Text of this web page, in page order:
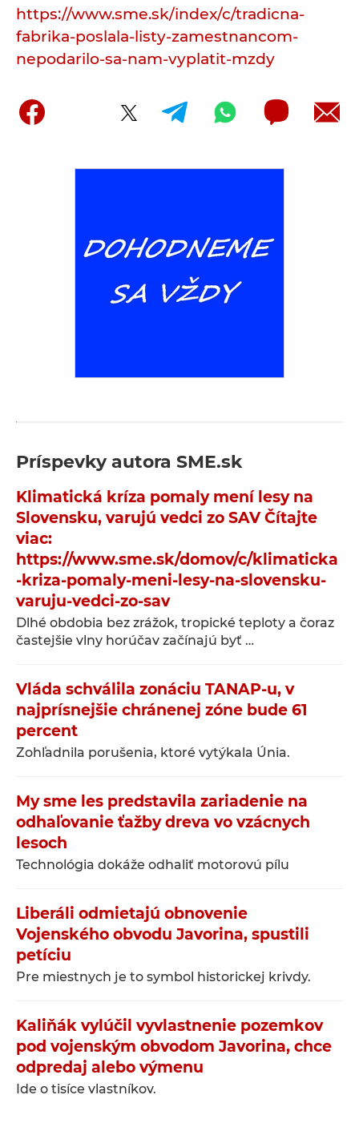
https://www.sme.sk/index/c/tradicna-
fabrika-poslala-listy-zamestnancom-
nepodarilo-sa-nam-vyplatit-mzdy
Príspevky autora SME.sk
Klimatická kríza pomaly mení lesy na
Slovensku, varujú vedci zo SAV Čítajte
viac:
https://www.sme.sk/domov/c/klimaticka
-kriza-pomaly-meni-lesy-na-slovensku-
varuju-vedci-zo-sav
Dlhé obdobia bez zrážok, tropické teploty a čoraz
častejšie vlny horúčav začínajú byť …
Vláda schválila zonáciu TANAP-u, v
najprísnejšie chránenej zóne bude 61
percent
Zohľadnila porušenia, ktoré vytýkala Únia.
My sme les predstavila zariadenie na
odhaľovanie ťažby dreva vo vzácnych
lesoch
Technológia dokáže odhaliť motorovú pílu
Liberáli odmietajú obnovenie
Vojenského obvodu Javorina, spustili
petíciu
Pre miestnych je to symbol historickej krivdy.
Kaliňák vylúčil vyvlastnenie pozemkov
pod vojenským obvodom Javorina, chce
odpredaj alebo výmenu
Ide o tisíce vlastníkov.